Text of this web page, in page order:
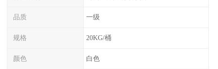
品质 一级
规格 20KG/桶
颜色 白色